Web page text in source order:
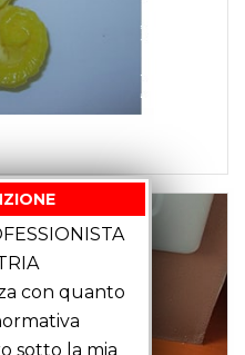
con quanto
sotto la mia